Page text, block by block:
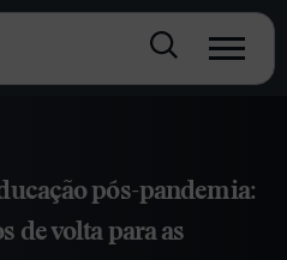
pós-pandemia:
de volta para as